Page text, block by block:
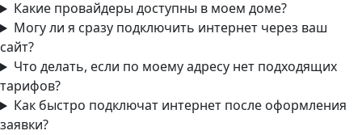
Какие провайдеры доступны в моем доме?
Могу ли я сразу подключить интернет через ваш
сайт?
Что делать, если по моему адресу нет подходящих
тарифов?
Как быстро подключат интернет после оформления
заявки?